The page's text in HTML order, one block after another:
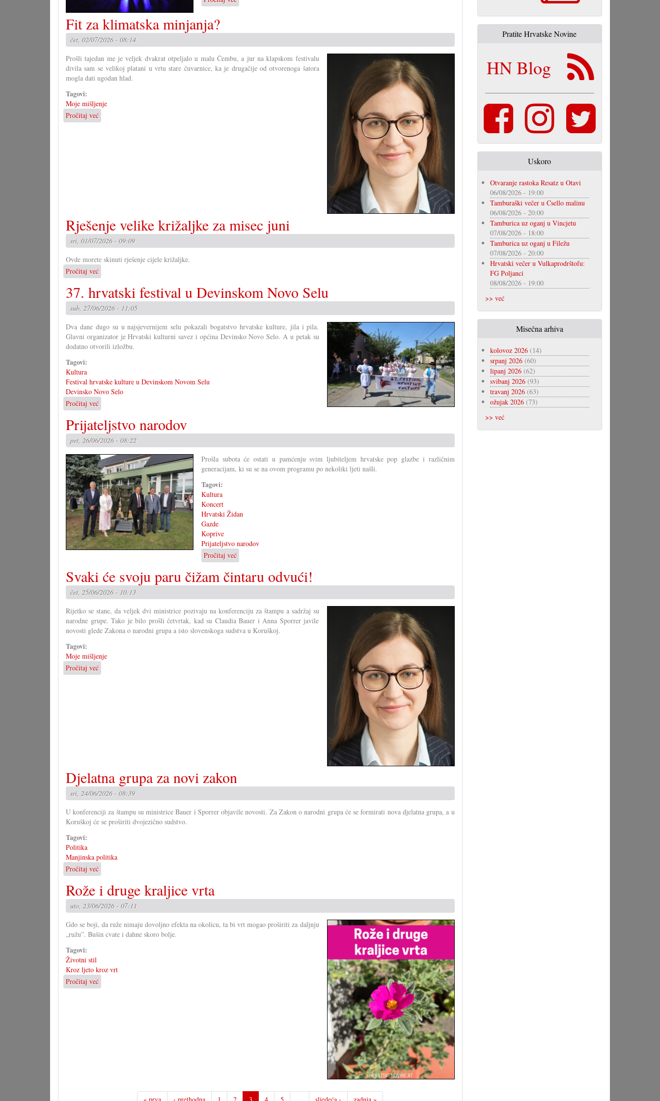
10
u
južnom
Gradišću
Fit za klimatska minjanja?
čet, 02/07/2026 - 08:14
Prošli tajedan me je veljek dvakrat otpeljalo u malu Čembu, a jur na klapskom festivalu
divila sam se velikoj platani u vrtu stare čuvarnice, ka je drugačije od otvorenoga šatora
mogla dati ugodan hlad.
Tagovi:
Moje mišljenje
Pročitaj već
Fit
Rješenje velike križaljke za misec juni
sri, 01/07/2026 - 09:09
Ovde morete skinuti rješenje cijele križaljke.
Pročitaj već
Rješenje
velike
križaljke
za
juni
37. hrvatski festival u Devinskom Novo Selu
sub, 27/06/2026 - 11:05
Dva dane dugo su u najsjevernijem selu pokazali bogatstvo hrvatske kulture, jila i pila.
Glavni organizator je Hrvatski kulturni savez i općina Devinsko Novo Selo. A u petak su
dodatno otvorili izložbu.
Tagovi:
Kultura
Festival hrvatske kulture u Devinskom Novom Selu
Devinsko Novo Selo
Pročitaj već
37.
hrvatski
festival
u
Devinskom
Novo
Selu
Prijateljstvo narodov
pet, 26/06/2026 - 08:22
Prošla subota će ostati u pamćenju svim ljubiteljem hrvatske pop glazbe i različnim
generacijam, ki su se na ovom programu po nekoliki ljeti našli.
Tagovi:
Kultura
Koncert
Hrvatski Židan
Gazde
Koprive
Prijateljstvo narodov
Pročitaj već
Prijateljstvo
narodov
Svaki će svoju paru čižam čintaru odvući!
čet, 25/06/2026 - 10:13
Rijetko se stane, da veljek dvi ministrice pozivaju na konferenciju za štampu a sadržaj su
narodne grupe. Tako je bilo prošli četvrtak, kad su Claudia Bauer i Anna Sporrer javile
novosti glede Zakona o narodni grupa a isto slovenskoga sudstva u Koruškoj.
Tagovi:
Moje mišljenje
Pročitaj već
Svaki
Djelatna grupa za novi zakon
sri, 24/06/2026 - 08:39
U konferenciji za štampu su ministrice Bauer i Sporrer objavile novosti. Za Zakon o narodni grupa će se formirati nova djelatna grupa, a u
Koruškoj će se proširiti dvojezično sudstvo.
Tagovi:
Politika
Manjinska politika
Pročitaj već
Djelatna
grupa
za
novi
Rože i druge kraljice vrta
uto, 23/06/2026 - 07:11
Gdo se boji, da ruže nimaju dovoljno efekta na okolicu, ta bi vrt mogao proširiti za daljnju
„ružu”. Bušin cvate i dahne skoro bolje.
Tagovi:
Životni stil
Kroz ljeto kroz vrt
Pročitaj već
Rože
Pratite Hrvatske Novine
HN Blog
Uskoro
Otvaranje rastoka Resatz u Otavi
06/08/2026 - 19:00
Tamburaški večer u Csello malinu
06/08/2026 - 20:00
Tamburica uz oganj u Vincjetu
07/08/2026 - 18:00
Tamburica uz oganj u Filežu
07/08/2026 - 20:00
Hrvatski večer u Vulkaprodrštofu:
FG Poljanci
08/08/2026 - 19:00
>> već
Misečna arhiva
kolovoz 2026(14)
srpanj 2026(60)
lipanj 2026(62)
svibanj 2026(93)
travanj 2026(63)
ožujak 2026(73)
>> već